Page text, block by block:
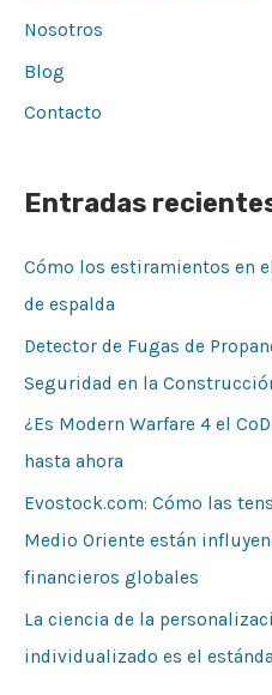
Nosotros
Blog
Contacto
Entradas
Cómo los estiramientos en
de espalda
Detector de Fugas de
Seguridad en la
¿Es Modern Warfare 4 el
hasta ahora
Evostock.com: Cómo las
Medio Oriente están
financieros globales
La ciencia de la
individualizado es el